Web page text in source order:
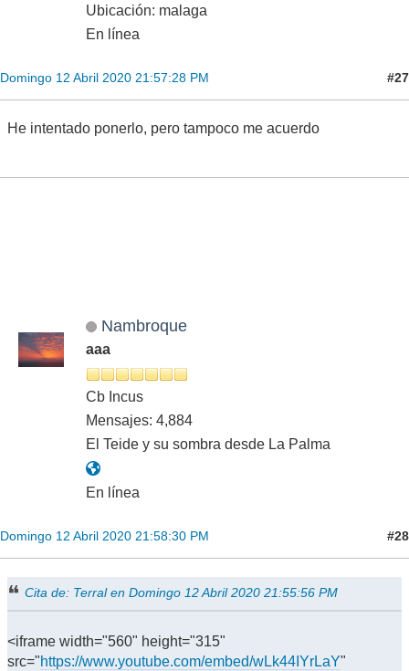
Ubicación: malaga
En línea
Domingo 12 Abril 2020 21:57:28 PM #27
He intentado ponerlo, pero tampoco me acuerdo
Nambroque
aaa
Cb Incus
Mensajes: 4,884
El Teide y su sombra desde La Palma
En línea
Domingo 12 Abril 2020 21:58:30 PM #28
Cita de: Terral en Domingo 12 Abril 2020 21:55:56 PM
<iframe width="560" height="315"
src="https://www.youtube.com/embed/wLk44IYrLaY"